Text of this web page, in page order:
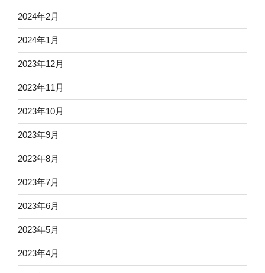
2024年2月
2024年1月
2023年12月
2023年11月
2023年10月
2023年9月
2023年8月
2023年7月
2023年6月
2023年5月
2023年4月